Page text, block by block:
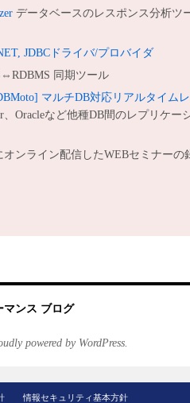
データベースのレスポンス分析ツ
JDBCドライバ/プロバイダ
同期ツール
マルチDB対応リアルタイムレ
、Oracleなど他種DB間のレプリケー
オンライン配信したWEBセミナーの
マンス ブログ
powered by WordPress.
情報セキュリティ基本方針